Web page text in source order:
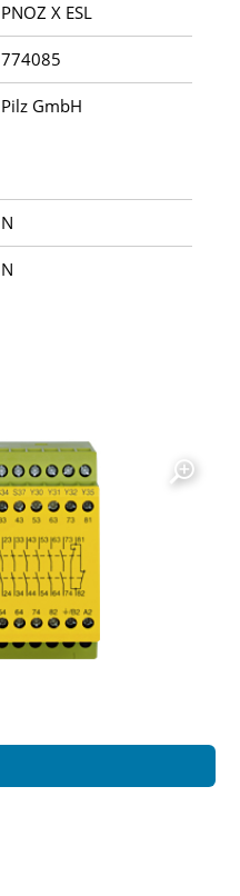
PNOZ X ESL
774085
Pilz GmbH
N
N